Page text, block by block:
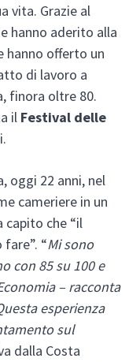
vita. Grazie al
hanno aderito alla
hanno offerto un
di lavoro a
finora oltre 80.
il Festival delle
oggi 22 anni, nel
cameriere in un
capito che “il
“Mi sono
con 85 su 100 e
– racconta
esperienza
sul
dalla Costa